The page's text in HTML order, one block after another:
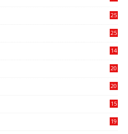
25
25
14
20
20
15
19